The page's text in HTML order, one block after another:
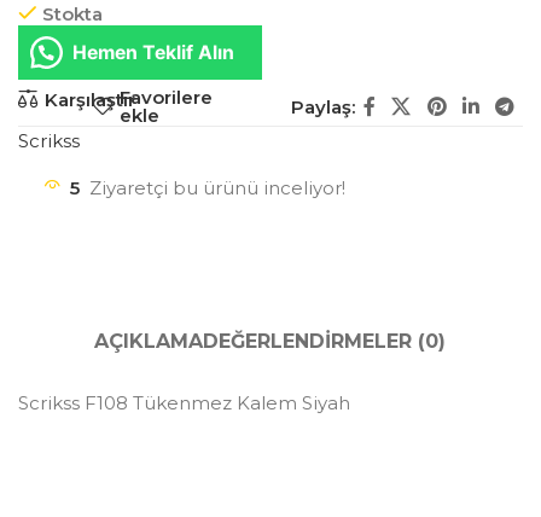
Stokta
Hemen Teklif Alın
KarşılaştırFavorilere
ekle
Paylaş:
Scrikss
5 Ziyaretçi bu ürünü inceliyor!
AÇIKLAMADEĞERLENDIRMELER (0)
Scrikss F108 Tükenmez Kalem Siyah